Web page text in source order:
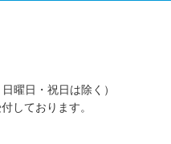
曜日・祝日は除く）
しております。